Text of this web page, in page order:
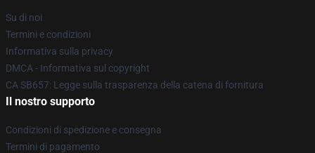
Su di noi
Termini e condizioni
Informativa sulla privacy
DMCA - Informativa sul copyright
CA SB657: Legge sulla trasparenza della catena di fornitura
Il nostro supporto
Condizioni di spedizione e consegna
Termini di pagamento